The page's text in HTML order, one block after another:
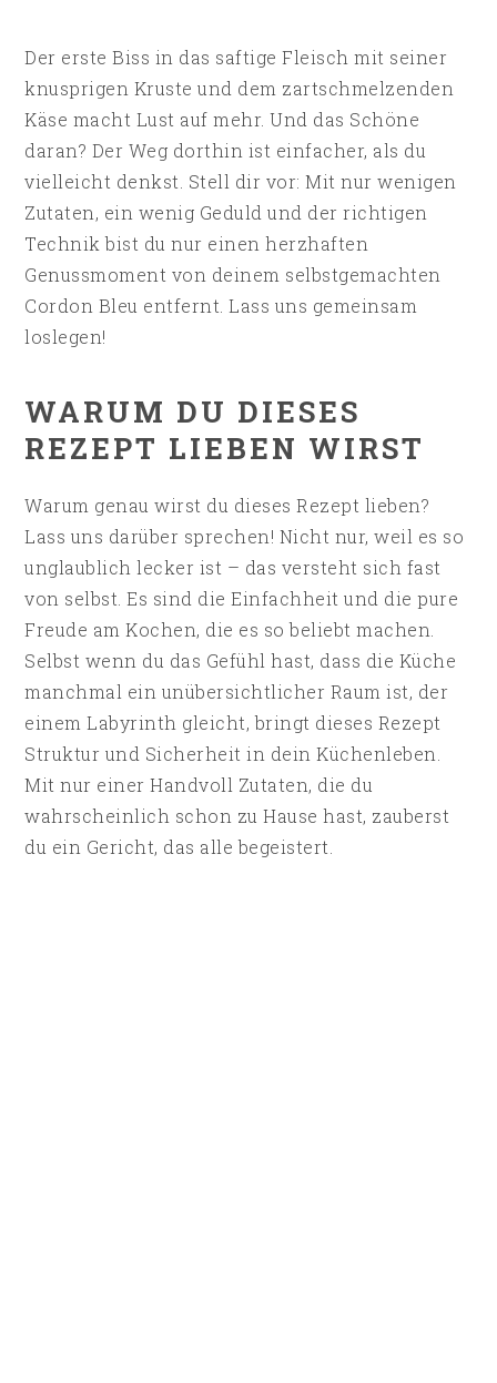
Der erste Biss in das saftige Fleisch mit seiner
knusprigen Kruste und dem zartschmelzenden
Käse macht Lust auf mehr. Und das Schöne
daran? Der Weg dorthin ist einfacher, als du
vielleicht denkst. Stell dir vor: Mit nur wenigen
Zutaten, ein wenig Geduld und der richtigen
Technik bist du nur einen herzhaften
Genussmoment von deinem selbstgemachten
Cordon Bleu entfernt. Lass uns gemeinsam
loslegen!
WARUM DU DIESES
REZEPT LIEBEN WIRST
Warum genau wirst du dieses Rezept lieben?
Lass uns darüber sprechen! Nicht nur, weil es so
unglaublich lecker ist – das versteht sich fast
von selbst. Es sind die Einfachheit und die pure
Freude am Kochen, die es so beliebt machen.
Selbst wenn du das Gefühl hast, dass die Küche
manchmal ein unübersichtlicher Raum ist, der
einem Labyrinth gleicht, bringt dieses Rezept
Struktur und Sicherheit in dein Küchenleben.
Mit nur einer Handvoll Zutaten, die du
wahrscheinlich schon zu Hause hast, zauberst
du ein Gericht, das alle begeistert.